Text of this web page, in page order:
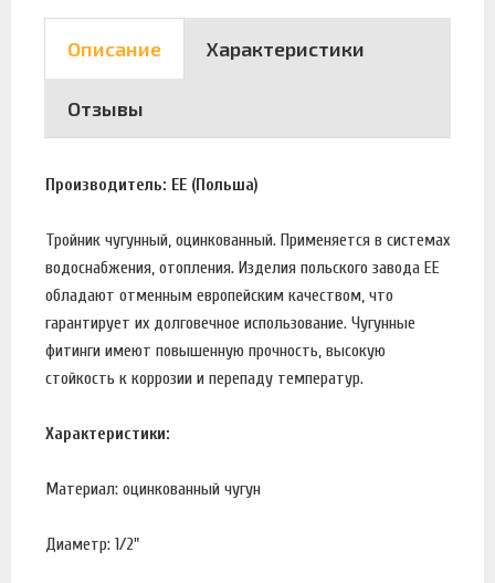
Описание Характеристики
Отзывы
Производитель: EE (Польша)
Тройник чугунный, оцинкованный. Применяется в системах
водоснабжения, отопления. Изделия польского завода EE
обладают отменным европейским качеством, что
гарантирует их долговечное использование. Чугунные
фитинги имеют повышенную прочность, высокую
стойкость к коррозии и перепаду температур.
Характеристики:
Материал: оцинкованный чугун
Диаметр: 1/2"